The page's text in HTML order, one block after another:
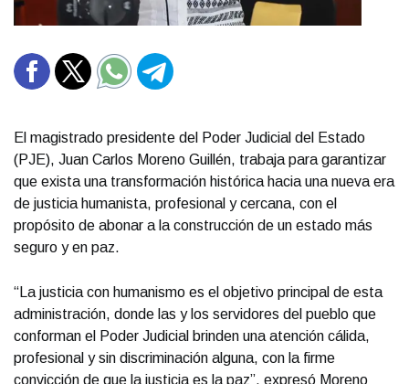
El magistrado presidente del Poder Judicial del Estado
(PJE), Juan Carlos Moreno Guillén, trabaja para garantizar
que exista una transformación histórica hacia una nueva era
de justicia humanista, profesional y cercana, con el
propósito de abonar a la construcción de un estado más
seguro y en paz.
“La justicia con humanismo es el objetivo principal de esta
administración, donde las y los servidores del pueblo que
conforman el Poder Judicial brinden una atención cálida,
profesional y sin discriminación alguna, con la firme
convicción de que la justicia es la paz”, expresó Moreno